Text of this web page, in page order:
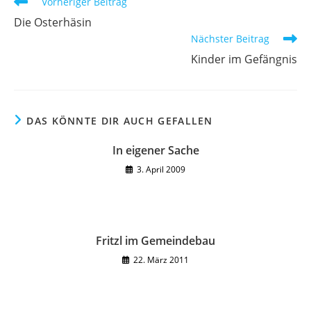
ansehen
Die Osterhäsin
Nächster Beitrag
Kinder im Gefängnis
DAS KÖNNTE DIR AUCH GEFALLEN
In eigener Sache
3. April 2009
Fritzl im Gemeindebau
22. März 2011